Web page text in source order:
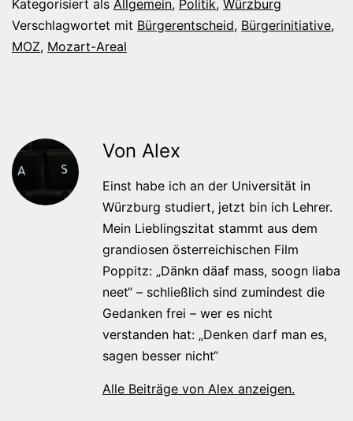
Kategorisiert als Allgemein, Politik, Würzburg
Verschlagwortet mit Bürgerentscheid, Bürgerinitiative,
MOZ, Mozart-Areal
Von Alex
Einst habe ich an der Universität in
Würzburg studiert, jetzt bin ich Lehrer.
Mein Lieblingszitat stammt aus dem
grandiosen österreichischen Film
Poppitz: „Dänkn däaf mass, soogn liaba
neet“ – schließlich sind zumindest die
Gedanken frei – wer es nicht
verstanden hat: „Denken darf man es,
sagen besser nicht“
Alle Beiträge von Alex anzeigen.